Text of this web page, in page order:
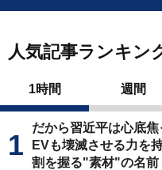
人気記事ランキン
1時間 週間
だから習近平は心底
EVも壊滅させる力を
割を握る"素材"の名前